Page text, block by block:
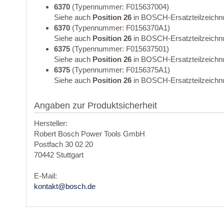
6370 (Typennummer: F015637004)
Siehe auch Position 26 in BOSCH-
6370 (Typennummer: F0156370A1)
Siehe auch Position 26 in BOSCH-
6375 (Typennummer: F015637501)
Siehe auch Position 26 in BOSCH-
6375 (Typennummer: F0156375A1)
Siehe auch Position 26 in BOSCH-
Angaben zur Produktsicherheit
Hersteller:
Robert Bosch Power Tools GmbH
Postfach 30 02 20
70442 Stuttgart
E-Mail:
kontakt@bosch.de